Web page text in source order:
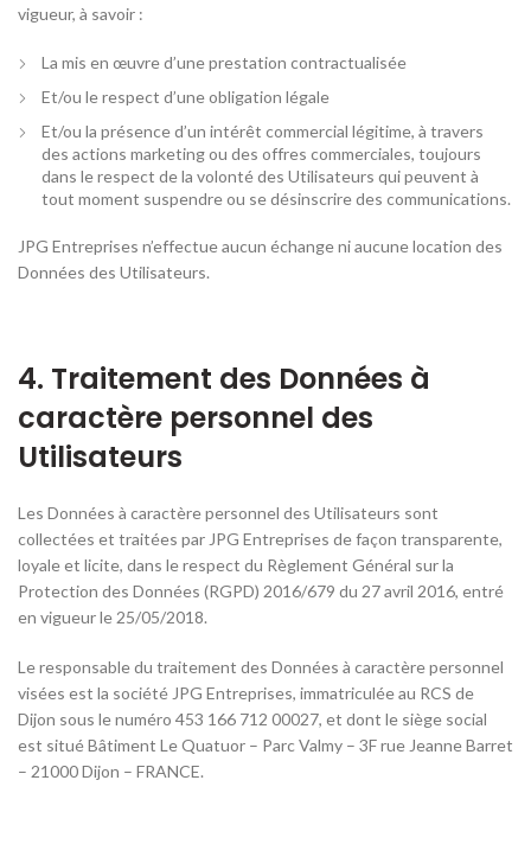
vigueur, à savoir :
La mis en œuvre d’une prestation contractualisée
Et/ou le respect d’une obligation légale
Et/ou la présence d’un intérêt commercial légitime, à travers
des actions marketing ou des offres commerciales, toujours
dans le respect de la volonté des Utilisateurs qui peuvent à
tout moment suspendre ou se désinscrire des communications.
JPG Entreprises n’effectue aucun échange ni aucune location des
Données des Utilisateurs.
4. Traitement des Données à
caractère personnel des
Utilisateurs
Les Données à caractère personnel des Utilisateurs sont
collectées et traitées par JPG Entreprises de façon transparente,
loyale et licite, dans le respect du Règlement Général sur la
Protection des Données (RGPD) 2016/679 du 27 avril 2016, entré
en vigueur le 25/05/2018.
Le responsable du traitement des Données à caractère personnel
visées est la société JPG Entreprises, immatriculée au RCS de
Dijon sous le numéro 453 166 712 00027, et dont le siège social
est situé Bâtiment Le Quatuor – Parc Valmy – 3F rue Jeanne Barret
– 21000 Dijon – FRANCE.